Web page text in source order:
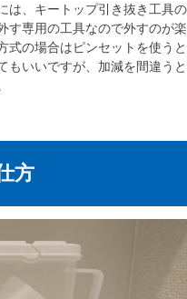
は、キートップ引き抜き工具の
す専用の工具なので外すのが楽
式の場合はピンセットを使うと
もいいですが、加減を間違うと
方